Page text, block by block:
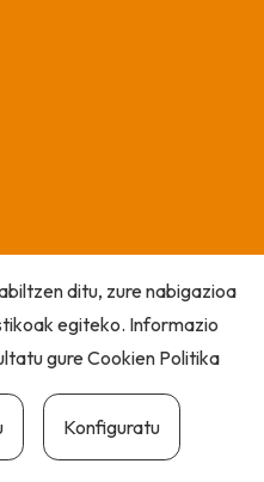
ditu, zure nabigazioa
egiteko. Informazio
gureCookien Politika
Konfiguratu